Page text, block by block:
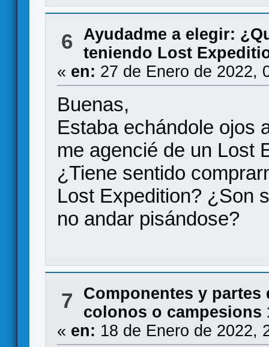
6 Ayudadme a elegir:
teniendo Lost
« en: 27 de Enero de 2022,
Buenas,
Estaba echándole ojos
me agencié de un Lost
¿Tiene sentido
Lost Expedition? ¿Son
no andar pisándose?
7
Componentes y partes
colonos o campesions
« en: 18 de Enero de 2022,